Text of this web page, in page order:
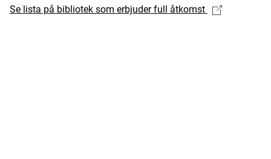
Se lista på bibliotek som erbjuder full åtkomst